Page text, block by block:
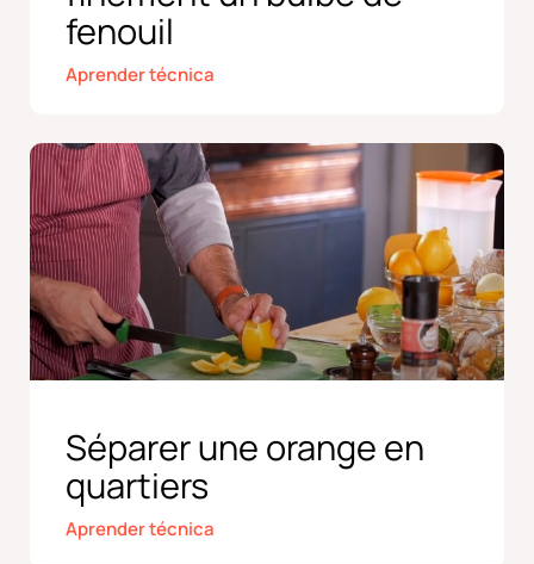
fenouil
Aprender técnica
Séparer une orange en
quartiers
Aprender técnica